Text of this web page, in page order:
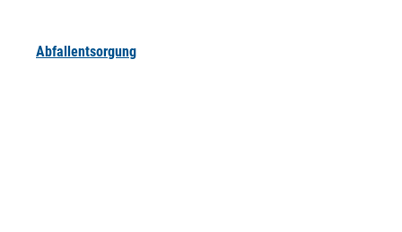
Abfallentsorgung